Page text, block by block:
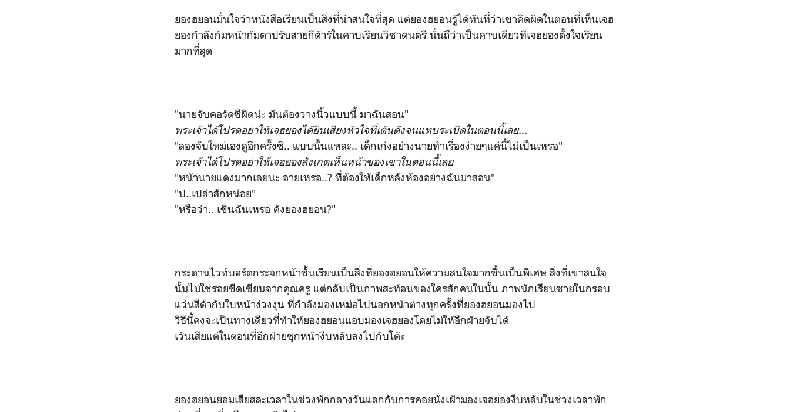
ยองฮยอนมั่นใจว่าหนังสือเรียนเป็นสิ่งที่น่าสนใจที่สุด แต่ยองฮยอนรู้ได้ทันที่ว่าเขาคิดผิดในตอนที่เห็นเจฮ
ยองกำลังก้มหน้าก้มตาปรับสายกีต้าร์ในคาบเรียนวิชาดนตรี นั่นถืิว่าเป็นคาบเดียวที่เจฮยองตั้งใจเรียน
มากที่สุด
"นายจับคอร์ดซีผิดน่ะ มันต้องวางนิ้วแบบนี้ มาฉันสอน"
พระเจ้าได้โปรดอย่าให้เจฮยองได้ยินเสียงหัวใจที่เต้นดังจนแทบระเบิดในตอนนี้เลย...
"ลองจับใหม่เองดูอีกครั้งซิ.. แบบนั้นแหละ.. เด็กเก่งอย่างนายทำเรื่องง่ายๆแค่นี้ไม่เป็นเหรอ"
พระเจ้าได้โปรดอย่าให้เจฮยองสังเกตเห็นหน้าของเขาในตอนนี้เลย
"หน้านายแดงมากเลยนะ อายเหรอ..? ที่ต้องให้เด็กหลังห้องอย่างฉันมาสอน"
"ป..เปล่าสักหน่อย"
"หรือว่า.. เขินฉันเหรอ คังยองฮยอน?"
กระดานไวท์บอร์ดกระจกหน้าชั้นเรียนเป็นสิ่งที่ยองฮยอนให้ความสนใจมากขึ้นเป็นพิเศษ สิ่งที่เขาสนใจ
นั้นไม่ใช่รอยขีดเขียนจากคุณครู แต่กลับเป็นภาพสะท้อนของใครสักคนในนั้น ภาพนักเรียนชายในกรอบ
แว่นสีดำกับใบหน้าง่วงงุน ที่กำลังมองเหม่อไปนอกหน้าต่างทุกครั้งที่ยองฮยอนมองไป
วิธีนี้คงจะเป็นทางเดียวที่ทำให้ยองฮยอนแอบมองเจฮยองโดยไม่ให้อีกฝ่ายจับได้
เว้นเสียแต่ในตอนที่อีกฝ่ายซุกหน้างีบหลับลงไปกับโต๊ะ
ยองฮยอนยอมเสียสละเวลาในช่วงพักกลางวันแลกกับการคอยนั่งเฝ้ามองเจฮยองงีบหลับในช่วงเวลาพัก